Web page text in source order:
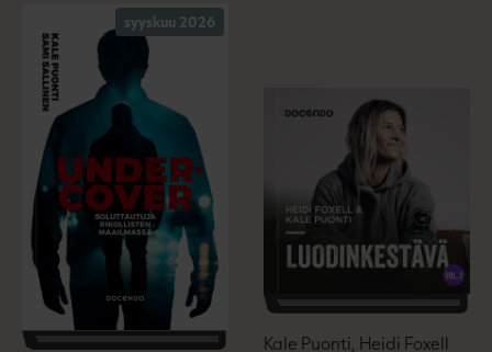
syyskuu 2026
Kale Puonti, Heidi Foxell